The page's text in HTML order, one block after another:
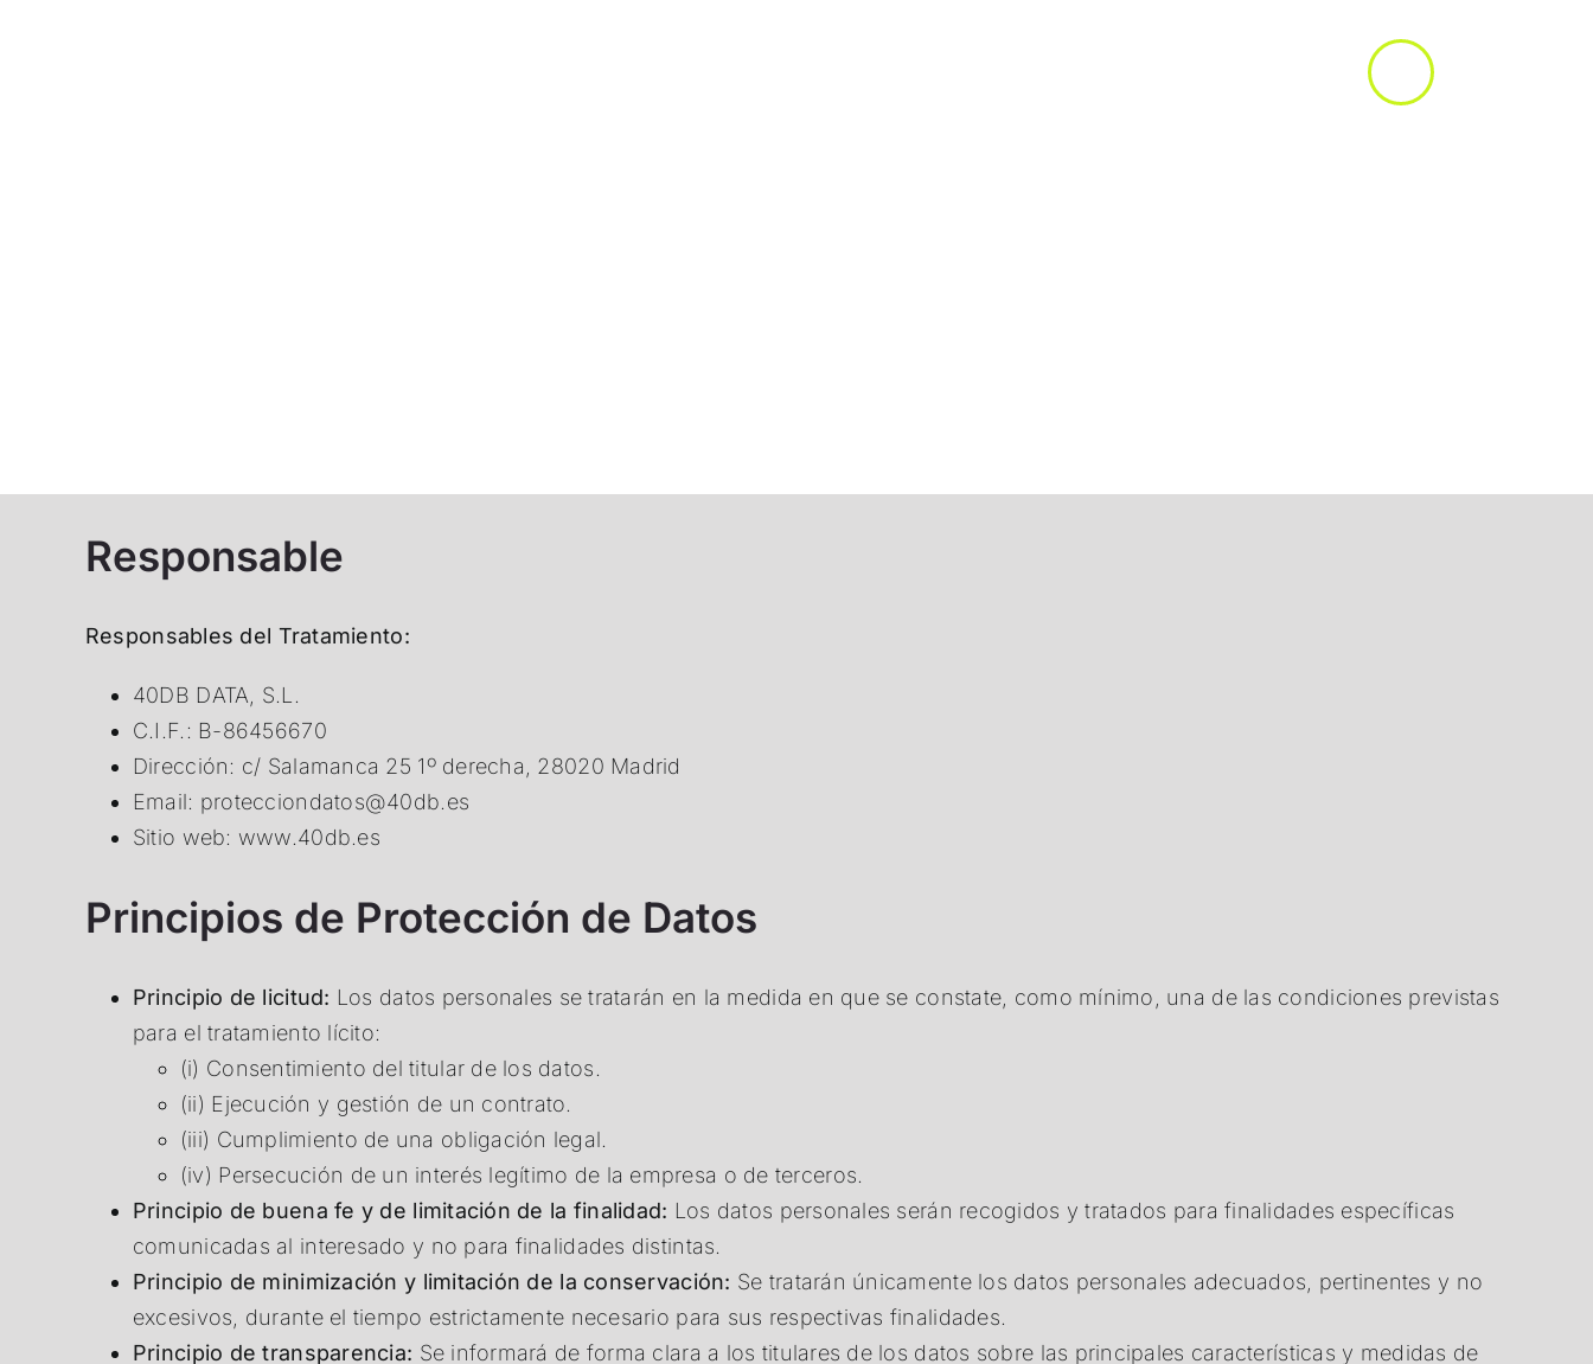
Responsable
Responsables del Tratamiento:
40DB DATA, S.L.
C.I.F.: B-86456670
Dirección: c/ Salamanca 25 1º derecha, 28020 Madrid
Email: protecciondatos@40db.es
Sitio web: www.40db.es
Principios de Protección de Datos
Principio de licitud: Los datos personales se tratarán en la medida en que se constate, como mínimo, una de las condiciones previstas
para el tratamiento lícito:
(i) Consentimiento del titular de los datos.
(ii) Ejecución y gestión de un contrato.
(iii) Cumplimiento de una obligación legal.
(iv) Persecución de un interés legítimo de la empresa o de terceros.
Principio de buena fe y de limitación de la finalidad: Los datos personales serán recogidos y tratados para finalidades específicas
comunicadas al interesado y no para finalidades distintas.
Principio de minimización y limitación de la conservación: Se tratarán únicamente los datos personales adecuados, pertinentes y no
excesivos, durante el tiempo estrictamente necesario para sus respectivas finalidades.
Principio de transparencia: Se informará de forma clara a los titulares de los datos sobre las principales características y medidas de